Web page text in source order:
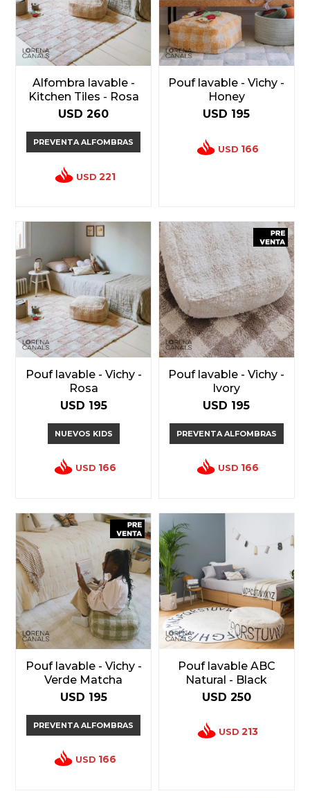
Alfombra lavable -
Kitchen Tiles - Rosa
USD 260
PREVENTA ALFOMBRAS
USD 221
Pouf lavable - Vichy -
Honey
USD 195
USD 166
Pouf lavable - Vichy -
Rosa
USD 195
NUEVOS KIDS
USD 166
Pouf lavable - Vichy -
Ivory
USD 195
PREVENTA ALFOMBRAS
USD 166
Pouf lavable - Vichy -
Verde Matcha
USD 195
PREVENTA ALFOMBRAS
USD 166
Pouf lavable ABC
Natural - Black
USD 250
USD 213